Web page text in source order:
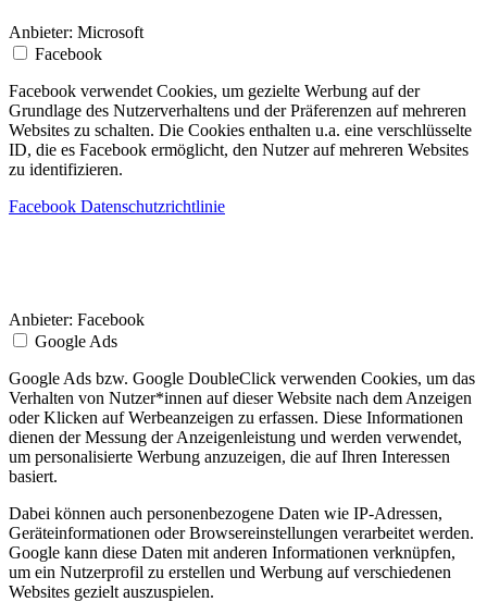
Anbieter: Microsoft
Facebook
Facebook verwendet Cookies, um gezielte Werbung auf der
Grundlage des Nutzerverhaltens und der Präferenzen auf mehreren
Websites zu schalten. Die Cookies enthalten u.a. eine verschlüsselte
ID, die es Facebook ermöglicht, den Nutzer auf mehreren Websites
zu identifizieren.
Facebook Datenschutzrichtlinie
Anbieter: Facebook
Google Ads
Google Ads bzw. Google DoubleClick verwenden Cookies, um das
Verhalten von Nutzer*innen auf dieser Website nach dem Anzeigen
oder Klicken auf Werbeanzeigen zu erfassen. Diese Informationen
dienen der Messung der Anzeigenleistung und werden verwendet,
um personalisierte Werbung anzuzeigen, die auf Ihren Interessen
basiert.
Dabei können auch personenbezogene Daten wie IP-Adressen,
Geräteinformationen oder Browsereinstellungen verarbeitet werden.
Google kann diese Daten mit anderen Informationen verknüpfen,
um ein Nutzerprofil zu erstellen und Werbung auf verschiedenen
Websites gezielt auszuspielen.